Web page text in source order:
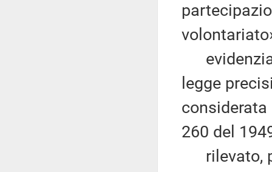
legge
260 del
rilevato,